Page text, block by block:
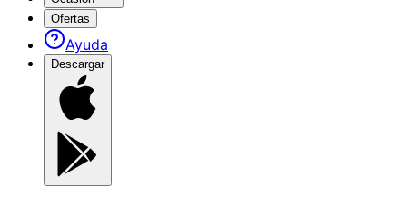
Ofertas
Ayuda
Descargar